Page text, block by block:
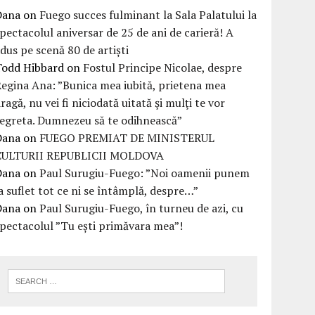
on Fuego succes fulminant la Sala Palatului la
aniversar de 25 de ani de carieră! A
pe scenă 80 de artiști
Hibbard on Fostul Principe Nicolae, despre
Ana: ”Bunica mea iubită, prietena mea
nu vei fi niciodată uitată şi mulţi te vor
Dumnezeu să te odihnească”
on FUEGO PREMIAT DE MINISTERUL
REPUBLICII MOLDOVA
onPaul Surugiu-Fuego: ”Noi oamenii punem
suflet tot ce ni se întâmplă, despre…”
onPaul Surugiu-Fuego, în turneu de azi, cu
”Tu ești primăvara mea”!